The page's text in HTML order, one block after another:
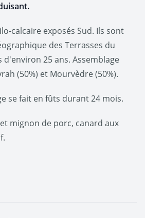
calcaire exposés Sud. Ils sont
des Terrasses du
d'environ 25 ans. Assemblage
(50%) et Mourvèdre (50%).
se fait en fûts durant 24 mois.
mignon de porc, canard aux